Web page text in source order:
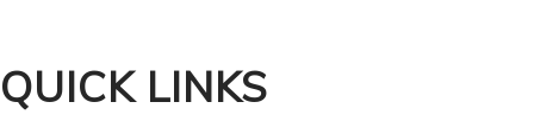
QUICK LINKS